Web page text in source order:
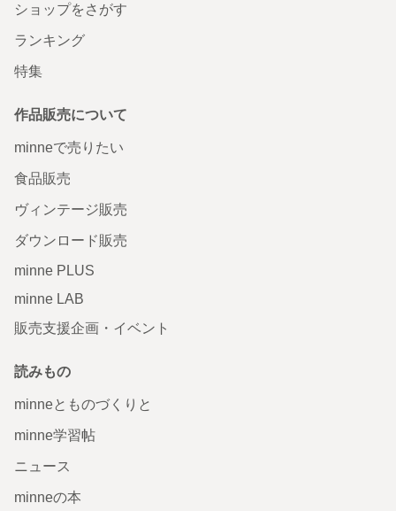
ショップをさがす
ランキング
特集
作品販売について
minneで売りたい
食品販売
ヴィンテージ販売
ダウンロード販売
minne PLUS
minne LAB
販売支援企画・イベント
読みもの
minneとものづくりと
minne学習帖
ニュース
minneの本